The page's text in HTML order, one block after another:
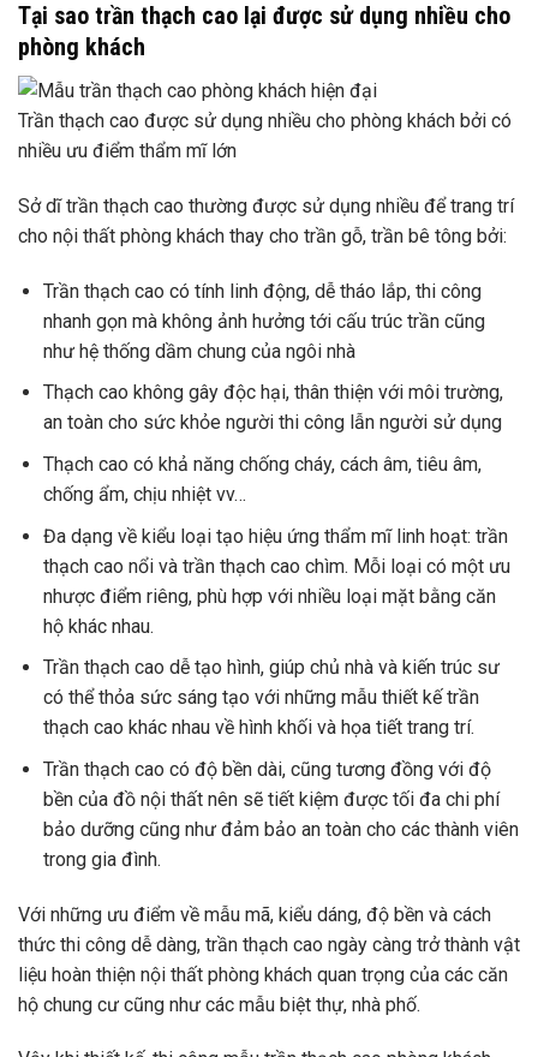
Tại sao trần thạch cao lại được sử dụng nhiều cho
phòng khách
Trần thạch cao được sử dụng nhiều cho phòng khách bởi có
nhiều ưu điểm thẩm mĩ lớn
Sở dĩ trần thạch cao thường được sử dụng nhiều để trang trí
cho nội thất phòng khách thay cho trần gỗ, trần bê tông bởi:
Trần thạch cao có tính linh động, dễ tháo lắp, thi công
nhanh gọn mà không ảnh hưởng tới cấu trúc trần cũng
như hệ thống dầm chung của ngôi nhà
Thạch cao không gây độc hại, thân thiện với môi trường,
an toàn cho sức khỏe người thi công lẫn người sử dụng
Thạch cao có khả năng chống cháy, cách âm, tiêu âm,
chống ẩm, chịu nhiệt vv…
Đa dạng về kiểu loại tạo hiệu ứng thẩm mĩ linh hoạt: trần
thạch cao nổi và trần thạch cao chìm. Mỗi loại có một ưu
nhược điểm riêng, phù hợp với nhiều loại mặt bằng căn
hộ khác nhau.
Trần thạch cao dễ tạo hình, giúp chủ nhà và kiến trúc sư
có thể thỏa sức sáng tạo với những mẫu thiết kế trần
thạch cao khác nhau về hình khối và họa tiết trang trí.
Trần thạch cao có độ bền dài, cũng tương đồng với độ
bền của đồ nội thất nên sẽ tiết kiệm được tối đa chi phí
bảo dưỡng cũng như đảm bảo an toàn cho các thành viên
trong gia đình.
Với những ưu điểm về mẫu mã, kiểu dáng, độ bền và cách
thức thi công dễ dàng, trần thạch cao ngày càng trở thành vật
liệu hoàn thiện nội thất phòng khách quan trọng của các căn
hộ chung cư cũng như các mẫu biệt thự, nhà phố.